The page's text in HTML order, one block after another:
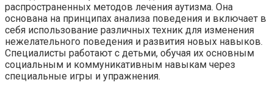
распространенных методов лечения аутизма. Она
основана на принципах анализа поведения и включает в
себя использование различных техник для изменения
нежелательного поведения и развития новых навыков.
Специалисты работают с детьми, обучая их основным
социальным и коммуникативным навыкам через
специальные игры и упражнения.